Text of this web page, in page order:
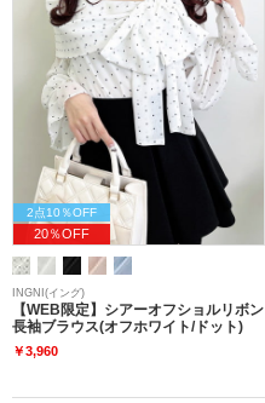
2点10％OFF
20％OFF
INGNI(イング)
【WEB限定】シアーオフショルリボン
長袖ブラウス(オフホワイト/ドット)
￥3,960